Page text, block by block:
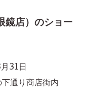
鏡店）のショー
31日
通り商店街内